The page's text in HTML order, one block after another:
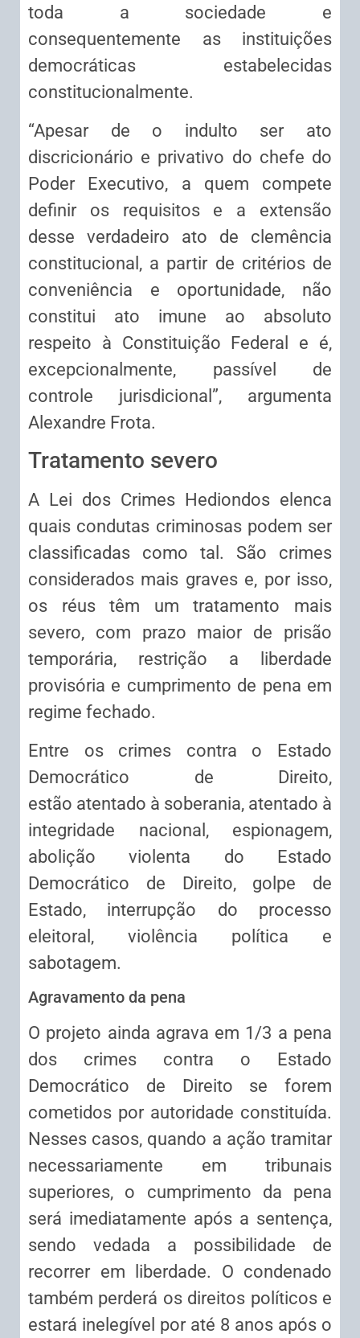
toda a sociedade e
consequentemente as instituições
democráticas estabelecidas
constitucionalmente.
“Apesar de o indulto ser ato
discricionário e privativo do chefe do
Poder Executivo, a quem compete
definir os requisitos e a extensão
desse verdadeiro ato de clemência
constitucional, a partir de critérios de
conveniência e oportunidade, não
constitui ato imune ao absoluto
respeito à Constituição Federal e é,
excepcionalmente, passível de
controle jurisdicional”, argumenta
Alexandre Frota.
Tratamento severo
A Lei dos Crimes Hediondos elenca
quais condutas criminosas podem ser
classificadas como tal. São crimes
considerados mais graves e, por isso,
os réus têm um tratamento mais
severo, com prazo maior de prisão
temporária, restrição a liberdade
provisória e cumprimento de pena em
regime fechado.
Entre os crimes contra o Estado
Democrático de Direito,
estão atentado à soberania, atentado à
integridade nacional, espionagem,
abolição violenta do Estado
Democrático de Direito, golpe de
Estado, interrupção do processo
eleitoral, violência política e
sabotagem.
Agravamento da pena
O projeto ainda agrava em 1/3 a pena
dos crimes contra o Estado
Democrático de Direito se forem
cometidos por autoridade constituída.
Nesses casos, quando a ação tramitar
necessariamente em tribunais
superiores, o cumprimento da pena
será imediatamente após a sentença,
sendo vedada a possibilidade de
recorrer em liberdade. O condenado
também perderá os direitos políticos e
estará inelegível por até 8 anos após o